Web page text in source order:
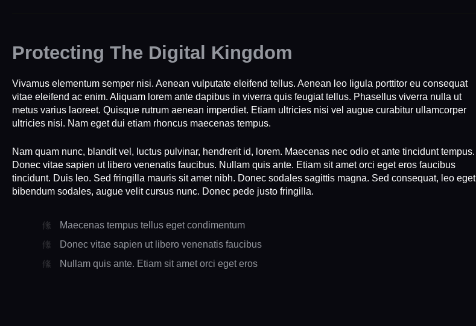
Protecting The Digital Kingdom
Vivamus elementum semper nisi. Aenean vulputate eleifend tellus. Aenean leo ligula porttitor eu consequat
vitae eleifend ac enim. Aliquam lorem ante dapibus in viverra quis feugiat tellus. Phasellus viverra nulla ut
metus varius laoreet. Quisque rutrum aenean imperdiet. Etiam ultricies nisi vel augue curabitur ullamcorper
ultricies nisi. Nam eget dui etiam rhoncus maecenas tempus.
Nam quam nunc, blandit vel, luctus pulvinar, hendrerit id, lorem. Maecenas nec odio et ante tincidunt tempus.
Donec vitae sapien ut libero venenatis faucibus. Nullam quis ante. Etiam sit amet orci eget eros faucibus
tincidunt. Duis leo. Sed fringilla mauris sit amet nibh. Donec sodales sagittis magna. Sed consequat, leo eget
bibendum sodales, augue velit cursus nunc. Donec pede justo fringilla.
Maecenas tempus tellus eget condimentum
Donec vitae sapien ut libero venenatis faucibus
Nullam quis ante. Etiam sit amet orci eget eros